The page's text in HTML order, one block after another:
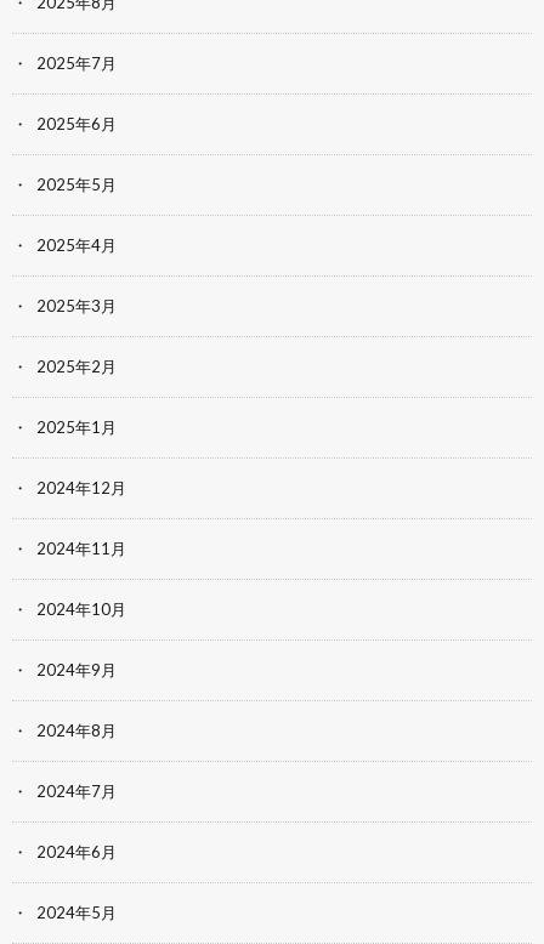
2025年7月
2025年6月
2025年5月
2025年4月
2025年3月
2025年2月
2025年1月
2024年12月
2024年11月
2024年10月
2024年9月
2024年8月
2024年7月
2024年6月
2024年5月